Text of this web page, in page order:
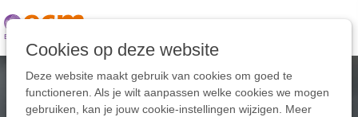
Cookies op deze website
Deze website maakt gebruik van cookies om goed te
functioneren. Als je wilt aanpassen welke cookies we mogen
gebruiken, kan je jouw cookie-instellingen wijzigen. Meer
overslaan
naar
de
inhoud
Ga